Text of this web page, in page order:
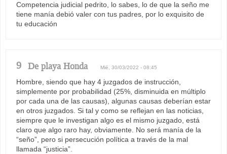
Competencia judicial pedrito, lo sabes, lo de que la seño me
tiene manía debió valer con tus padres, por lo exquisito de
tu educación
9 De playa Honda Mié, 30/03/2022 - 08:45
Hombre, siendo que hay 4 juzgados de instrucción,
simplemente por probabilidad (25%, disminuida en múltiplo
por cada una de las causas), algunas causas deberían estar
en otros juzgados. Si tal y como se reflejan en las noticias,
siempre que le investigan algo es el mismo juzgado, está
claro que algo raro hay, obviamente. No será manía de la
“seño”, pero si persecución política a través de la mal
llamada “justicia”.